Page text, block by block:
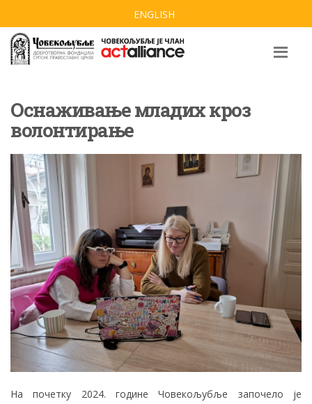
ENGLISH
Оснаживање младих кроз
волонтирање
На почетку 2024. године Човекољубље започело је